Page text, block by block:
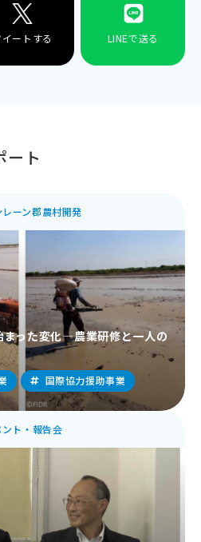
イートする LINEで送る
ート
ーン郡農村開発
まった変化―農業研修と一人の
国際協力援助事業
ント・報告会